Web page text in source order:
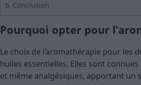
Conclusion
Pourquoi opter pour
Le choix de l’aromathérapie pour les
huiles essentielles. Elles sont
et même analgésiques, apportant un